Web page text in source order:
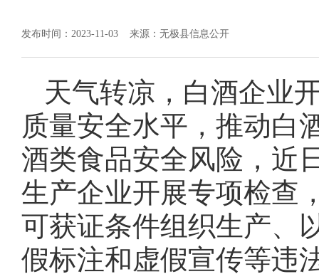
发布时间：2023-11-03 来源：无极县信息公开
天气转凉，白酒企业
质量安全水平，推动白
酒类食品安全风险，近
生产企业开展专项检查
可获证条件组织生产、
假标注和虚假宣传等违